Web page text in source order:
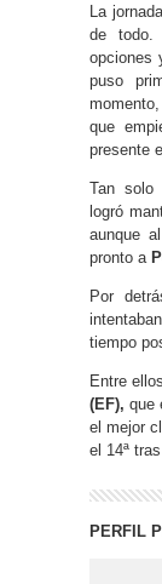
La
de todo.
opciones
puso
que
presente
Tan solo
logró
aunque
pronto a
Por
tiempo
Entre
(EF), que
el mejor
el 14ª
PERFIL